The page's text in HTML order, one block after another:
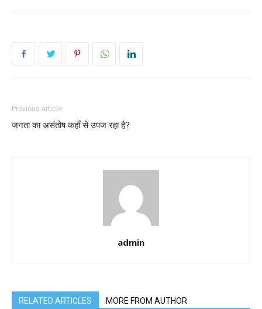
Previous article
जनता का असंतोष कहाँ से उपज रहा है?
admin
RELATED ARTICLES MORE FROM AUTHOR